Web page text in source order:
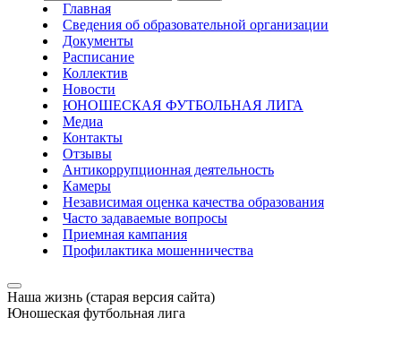
Главная
Сведения об образовательной организации
Документы
Расписание
Коллектив
Новости
ЮНОШЕСКАЯ ФУТБОЛЬНАЯ ЛИГА
Медиа
Контакты
Отзывы
Антикоррупционная деятельность
Камеры
Независимая оценка качества образования
Часто задаваемые вопросы
Приемная кампания
Профилактика мошенничества
Наша жизнь (старая версия сайта)
Юношеская футбольная лига